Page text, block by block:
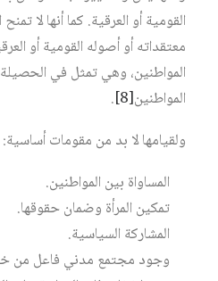
القومية أو العرقية. كما أنها لا
معتقداته أو أصوله القومية أو
المواطنين، وهي تمثل في
المواطنين[8]
.
ولقيامها لا بد من مقومات أساسية:
المساواة بين المواطنين.
تمكين المرأة وضمان حقوقها.
المشاركة السياسية.
وجود مجتمع مدني فاعل من